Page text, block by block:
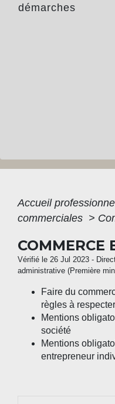
démarches
Accueil
commerciales >
COMMERCE
Vérifié le 26 Jul 2023 -
administrative (Première
Faire du
règles à respecter
Mentions
société
Mentions
entrepreneur